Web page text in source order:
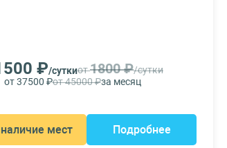
₽/суткиот1800 ₽/сутки
от 37500 ₽от 45000 ₽за месяц
мест Подробнее